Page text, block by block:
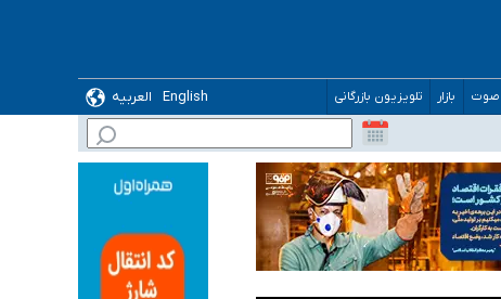
صوت بازار تلویزیون بازرگانی English
العربیه
می‌شود